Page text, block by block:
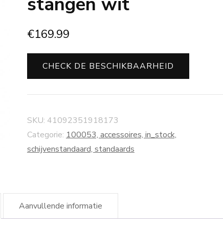
€169.99
CHECK DE BESCHIKBAARHEID
SKU: 41092351918173
Categorie: 100053, accessoires, in_stock,
schijvenstandaard, standaards
Aanvullende informatie